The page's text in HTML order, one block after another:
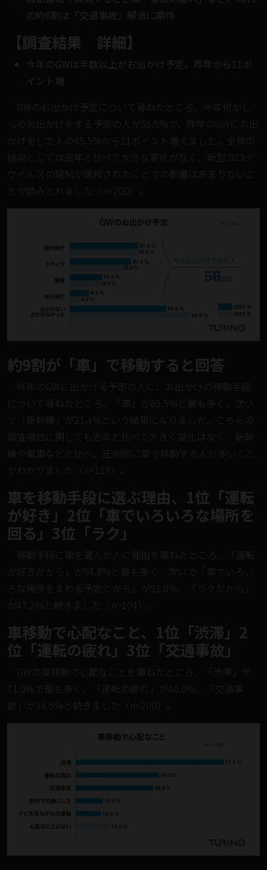
の約6割は「交通事故」解消に期待
【調査結果 詳細】
今年のGWは半数以上がお出かけ予定。昨年から11ポ
イント増
GWのお出かけ予定について尋ねたところ、今年何かし
らのお出かけをする予定の人が56.5%で、昨年のGWにお出
かけをした人の45.5%から11ポイント増えました。全体の
傾向としては去年と比べて大きな変化がなく、新型コロナ
ウイルスの規制が緩和されたことでの影響はあまりないこ
とが読みとれました（n=200）。
約9割が「車」で移動すると回答
今年のGWに出かける予定の人に、お出かけの移動手段
について尋ねたところ、「車」が85.5%と最も多く、次い
で「新幹線」が21.4%という結果になりました。こちらの
調査項目に関しても去年と比べて大きく変化はなく、新幹
線や電車などと比べ、圧倒的に車で移動する人が多いこと
がわかりました（n=113）。
車を移動手段に選ぶ理由、1位「運転
が好き」2位「車でいろいろな場所を
回る」3位「ラク」
移動手段に車を選んだ人に理由を尋ねたところ、「運転
が好きだから」が54.8%と最も多く、次いで「車でいろい
ろな場所をまわる予定だから」が51.0%、「ラクだから」
が47.2%と続きました（n=104）。
車移動で心配なこと、1位「渋滞」2
位「運転の疲れ」3位「交通事故」
GWの車移動で心配なことを尋ねたところ、「渋滞」が
71.0%で最も多く、「運転の疲れ」が40.0%、「交通事
故」が36.5%と続きました（n=200）。